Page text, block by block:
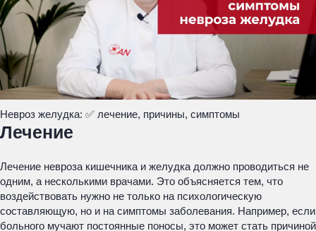
Невроз желудка: ✅ лечение, причины, симптомы
Лечение
Лечение невроза кишечника и желудка должно проводиться не
одним, а несколькими врачами. Это объясняется тем, что
воздействовать нужно не только на психологическую
составляющую, но и на симптомы заболевания. Например, если
больного мучают постоянные поносы, это может стать причиной